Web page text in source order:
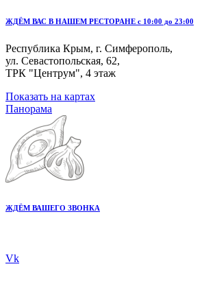
ЖДЁМ ВАС В НАШЕМ РЕСТОРАНЕ с 10:00 до 23:00
Республика Крым, г. Симферополь,
ул. Севастопольская, 62,
ТРК "Центрум", 4 этаж
Показать на картах
Панорама
ЖДЁМ ВАШЕГО ЗВОНКА
Vk